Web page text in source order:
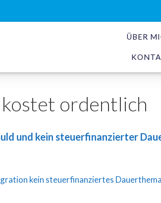
ÜBER
kostet ordentlich
und kein steuerfinanzierter